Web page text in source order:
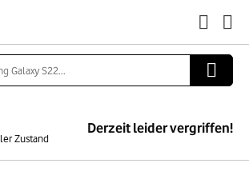
Zustand
Derzeit leider vergriffen!